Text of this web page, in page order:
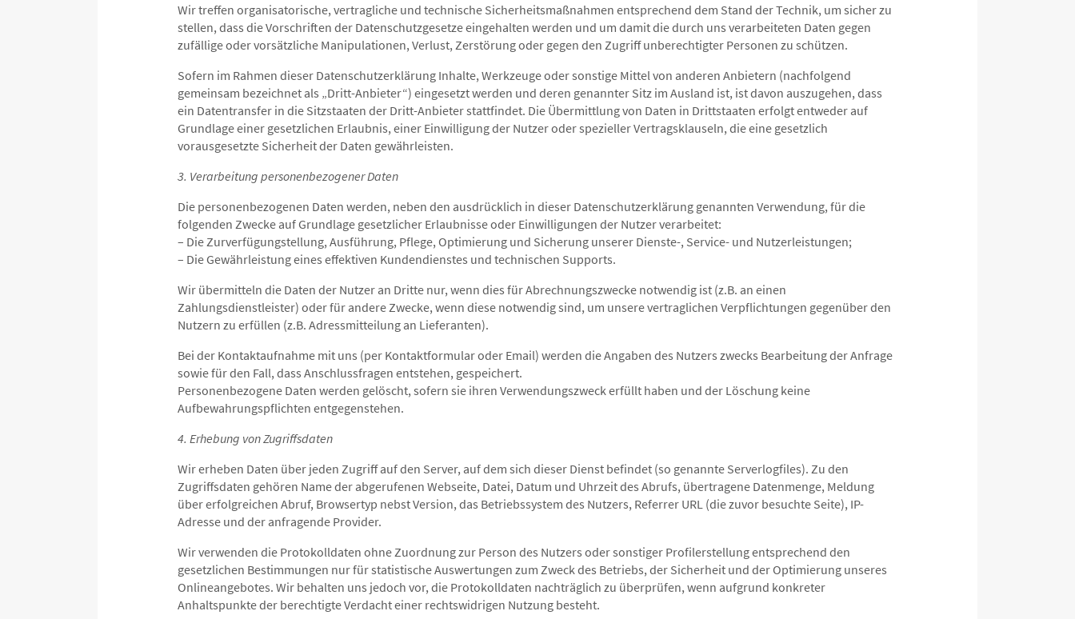
Wir treffen organisatorische, vertragliche und technische Sicherheitsmaßnahmen entsprechend dem Stand der Technik, um sicher zu
stellen, dass die Vorschriften der Datenschutzgesetze eingehalten werden und um damit die durch uns verarbeiteten Daten gegen
zufällige oder vorsätzliche Manipulationen, Verlust, Zerstörung oder gegen den Zugriff unberechtigter Personen zu schützen.
Sofern im Rahmen dieser Datenschutzerklärung Inhalte, Werkzeuge oder sonstige Mittel von anderen Anbietern (nachfolgend
gemeinsam bezeichnet als „Dritt-Anbieter“) eingesetzt werden und deren genannter Sitz im Ausland ist, ist davon auszugehen, dass
ein Datentransfer in die Sitzstaaten der Dritt-Anbieter stattfindet. Die Übermittlung von Daten in Drittstaaten erfolgt entweder auf
Grundlage einer gesetzlichen Erlaubnis, einer Einwilligung der Nutzer oder spezieller Vertragsklauseln, die eine gesetzlich
vorausgesetzte Sicherheit der Daten gewährleisten.
3. Verarbeitung personenbezogener Daten
Die personenbezogenen Daten werden, neben den ausdrücklich in dieser Datenschutzerklärung genannten Verwendung, für die
folgenden Zwecke auf Grundlage gesetzlicher Erlaubnisse oder Einwilligungen der Nutzer verarbeitet:
– Die Zurverfügungstellung, Ausführung, Pflege, Optimierung und Sicherung unserer Dienste-, Service- und Nutzerleistungen;
– Die Gewährleistung eines effektiven Kundendienstes und technischen Supports.
Wir übermitteln die Daten der Nutzer an Dritte nur, wenn dies für Abrechnungszwecke notwendig ist (z.B. an einen
Zahlungsdienstleister) oder für andere Zwecke, wenn diese notwendig sind, um unsere vertraglichen Verpflichtungen gegenüber den
Nutzern zu erfüllen (z.B. Adressmitteilung an Lieferanten).
Bei der Kontaktaufnahme mit uns (per Kontaktformular oder Email) werden die Angaben des Nutzers zwecks Bearbeitung der Anfrage
sowie für den Fall, dass Anschlussfragen entstehen, gespeichert.
Personenbezogene Daten werden gelöscht, sofern sie ihren Verwendungszweck erfüllt haben und der Löschung keine
Aufbewahrungspflichten entgegenstehen.
4. Erhebung von Zugriffsdaten
Wir erheben Daten über jeden Zugriff auf den Server, auf dem sich dieser Dienst befindet (so genannte Serverlogfiles). Zu den
Zugriffsdaten gehören Name der abgerufenen Webseite, Datei, Datum und Uhrzeit des Abrufs, übertragene Datenmenge, Meldung
über erfolgreichen Abruf, Browsertyp nebst Version, das Betriebssystem des Nutzers, Referrer URL (die zuvor besuchte Seite), IP-
Adresse und der anfragende Provider.
Wir verwenden die Protokolldaten ohne Zuordnung zur Person des Nutzers oder sonstiger Profilerstellung entsprechend den
gesetzlichen Bestimmungen nur für statistische Auswertungen zum Zweck des Betriebs, der Sicherheit und der Optimierung unseres
Onlineangebotes. Wir behalten uns jedoch vor, die Protokolldaten nachträglich zu überprüfen, wenn aufgrund konkreter
Anhaltspunkte der berechtigte Verdacht einer rechtswidrigen Nutzung besteht.